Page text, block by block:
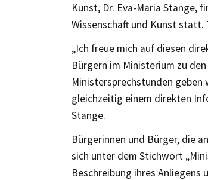
Kunst, Dr. Eva-Maria Stange,
Wissenschaft und Kunst statt.
„Ich freue mich auf diesen
Bürgern im Ministerium zu
Ministersprechstunden
gleichzeitig einem direkten
Stange.
Bürgerinnen und Bürger, die
sich unter dem Stichwort
Beschreibung ihres Anliegens